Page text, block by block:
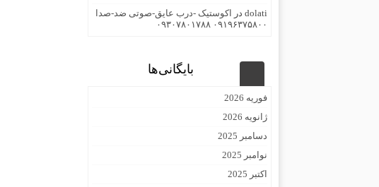
dolati در
اکوستیک -درب عایق-صوتی ضد-صدا
۰۹۱۹۶۳۷۵۸۰۰ ۰۹۳۰۷۸۰۱۷۸۸
بایگانی‌ها
فوریه 2026
ژانویه 2026
دسامبر 2025
نوامبر 2025
اکتبر 2025